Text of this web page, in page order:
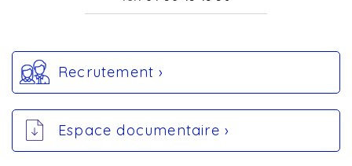
Recrutement ›
Espace documentaire ›